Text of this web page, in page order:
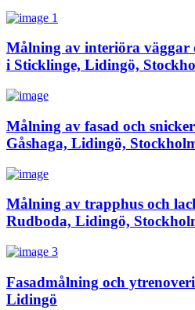
Målning av interiöra väggar
i Sticklinge, Lidingö,
Målning av fasad och
Gåshaga, Lidingö,
Målning av trapphus och
Rudboda, Lidingö,
Fasadmålning och
Lidingö